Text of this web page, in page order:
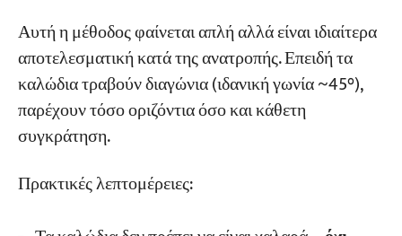
Αυτή η μέθοδος φαίνεται απλή αλλά είναι ιδιαίτερα
αποτελεσματική κατά της ανατροπής. Επειδή τα
καλώδια τραβούν διαγώνια (ιδανική γωνία ~45°),
παρέχουν τόσο οριζόντια όσο και κάθετη
συγκράτηση.
Πρακτικές λεπτομέρειες: